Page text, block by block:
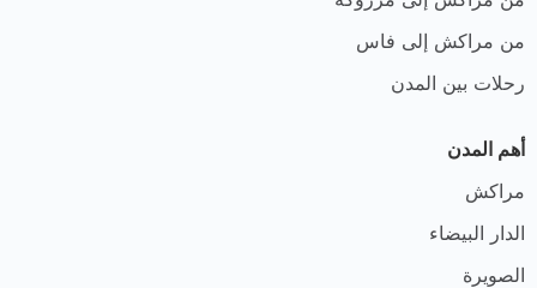
من مراكش إلى فاس
رحلات بين المدن
أهم المدن
مراكش
الدار البيضاء
الصويرة